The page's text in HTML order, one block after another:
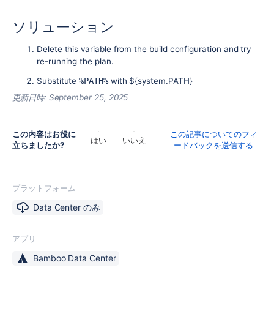
ソリューション
Delete this variable from the build configuration and try
re-running the plan.
Substitute%PATH%with ${system.PATH}
更新日時: September 25, 2025
この内容はお役に
立ちましたか?
はい いいえ
この記事についてのフィ
ードバックを送信する
プラットフォーム
Data Center のみ
アプリ
Bamboo Data Center